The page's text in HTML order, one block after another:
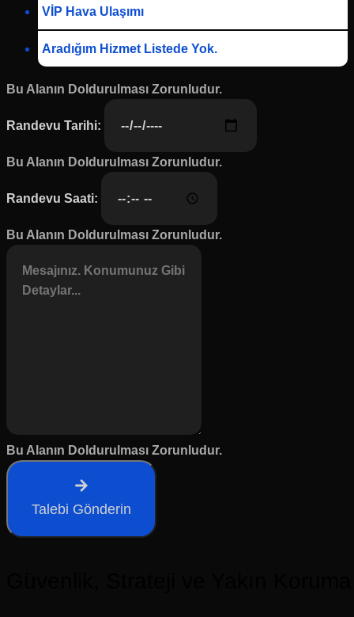
VİP Hava Ulaşımı
Aradığım Hizmet Listede Yok.
Bu Alanın Doldurulması Zorunludur.
Randevu Tarihi:
Bu Alanın Doldurulması Zorunludur.
Randevu Saati:
Bu Alanın Doldurulması Zorunludur.
Bu Alanın Doldurulması Zorunludur.
Talebi Gönderin